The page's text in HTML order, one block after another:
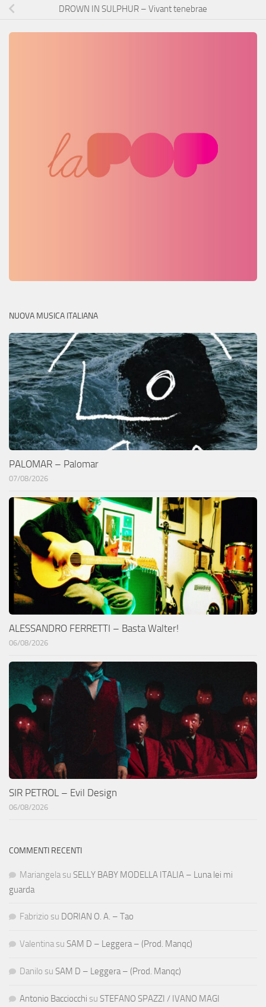
DROWN IN SULPHUR – Vivant tenebrae
NUOVA MUSICA ITALIANA
PALOMAR – Palomar
07/08/2026
ALESSANDRO FERRETTI – Basta Walter!
06/08/2026
SIR PETROL – Evil Design
06/08/2026
COMMENTI RECENTI
Mariangela su SELLY BABY MODELLA ITALIA – Luna lei mi
guarda
Fabrizio su DORIAN O. A. – Tao
Valentina su SAM D – Leggera – (Prod. Manqc)
Danilo su SAM D – Leggera – (Prod. Manqc)
Antonio Bacciocchi su STEFANO SPAZZI / IVANO MAGI